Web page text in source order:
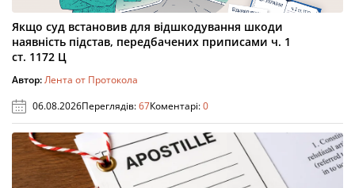
Якщо суд встановив для відшкодування шкоди
наявність підстав, передбачених приписами ч. 1
ст. 1172 Ц
Автор:Лента от Протокола
06.08.2026Переглядів:67Коментарі:0